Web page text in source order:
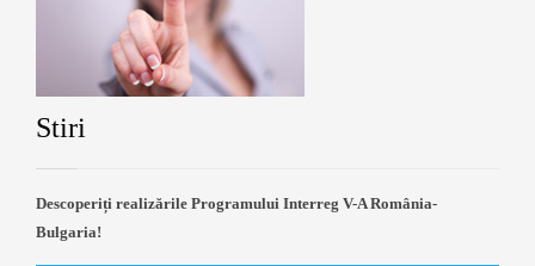
Stiri
Descoperiți realizările Programului Interreg V-A România-
Bulgaria!